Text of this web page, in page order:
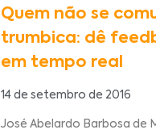
Quem não se
trumbica: dê
em tempo real
14 de setembro de 2016
José Abelardo Barbosa de